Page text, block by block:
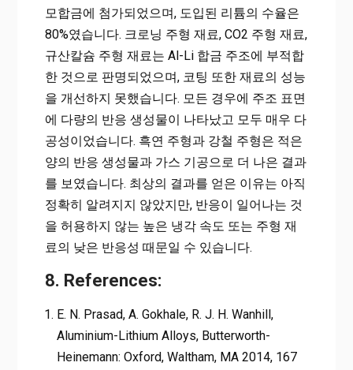
모합금에 첨가되었으며, 도입된 리튬의 수율은
80%였습니다. 크로닝 주형 재료, CO2 주형 재료,
규산칼슘 주형 재료는 Al-Li 합금 주조에 부적합
한 것으로 판명되었으며, 코팅 또한 재료의 성능
을 개선하지 못했습니다. 모든 경우에 주조 표면
에 다량의 반응 생성물이 나타났고 모두 매우 다
공성이었습니다. 흑연 주형과 강철 주형은 적은
양의 반응 생성물과 가스 기공으로 더 나은 결과
를 보였습니다. 최상의 결과를 얻은 이유는 아직
정확히 알려지지 않았지만, 반응이 일어나는 것
을 허용하지 않는 높은 냉각 속도 또는 주형 재
료의 낮은 반응성 때문일 수 있습니다.
8. References:
E. N. Prasad, A. Gokhale, R. J. H. Wanhill,
Aluminium-Lithium Alloys, Butterworth-
Heinemann: Oxford, Waltham, MA 2014, 167